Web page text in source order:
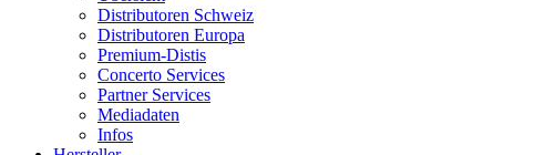
Distributoren Schweiz
Distributoren Europa
Premium-Distis
Concerto Services
Partner Services
Mediadaten
Infos